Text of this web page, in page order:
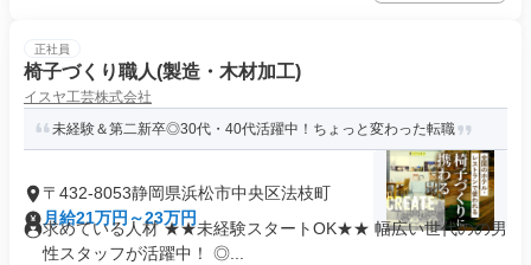
正社員
椅子づくり職人(製造・木材加工)
イスヤ工芸株式会社
未経験＆第二新卒◎30代・40代活躍中！ちょっと変わった転職
〒432-8053静岡県浜松市中央区法枝町
月給21万円～23万円
求めている人材 ★★未経験スタートOK★★ 幅広い世代のの男
性スタッフが活躍中！ ◎...